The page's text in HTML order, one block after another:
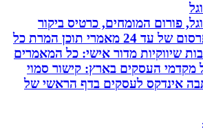
המומחים, כרטיס ביקור
מהפכני אישי פרסום של עד 24 מאמרי תוכן המרת כל
מדור אישי: כל המאמרים
העסקים בארץ: קישור סמוי
לעסקים בדף הראשי של